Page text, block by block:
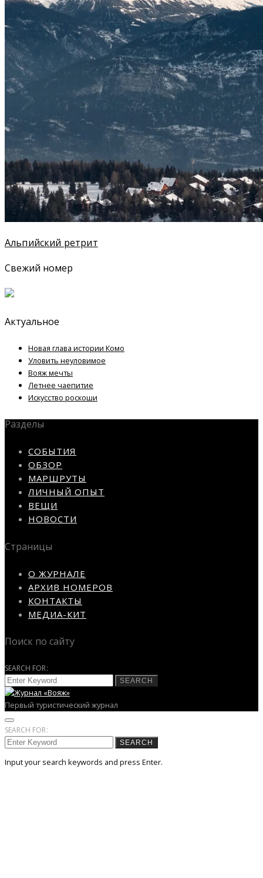
Альпийский ретрит
Свежий номер
Актуальное
Новая глава истории Комо
Уловить неуловимое
Вояж мечты
Летнее чаепитие
Искусство роскоши
Разделы
СОБЫТИЯ
ОБЗОР
МАРШРУТЫ
ЛИЧНЫЙ ОПЫТ
ВЕЩИ
НОВОСТИ
Страницы
О ЖУРНАЛЕ
АРХИВ НОМЕРОВ
КОНТАКТЫ
МЕДИА-КИТ
Поиск по сайту
SEARCH FOR:
SEARCH
Первый туристический журнал
SEARCH FOR:
SEARCH
Input your search keywords and press Enter.